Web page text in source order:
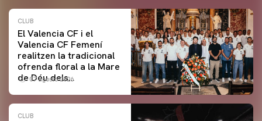
CLUB
El Valencia CF i el
Valencia CF Femení
realitzen la tradicional
ofrenda floral a la Mare
de Déu dels
07 agosto 2026
CLUB